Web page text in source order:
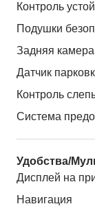
Контроль
Подушки
Задняя камера
Датчик
Контроль
Система
Удобства/
Дисплей на
Навигация